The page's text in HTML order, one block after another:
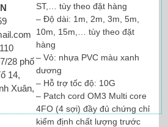
ST,… tùy theo đặt hàng
– Độ dài: 1m, 2m, 3m, 5m,
10m, 15m,… tùy theo đặt
hàng
– Vỏ: nhựa PVC màu xanh
dương
– Hỗ trợ tốc độ: 10G
– Patch cord OM3 Multi core
4FO (4 sợi) đầy đủ chứng chỉ
kiểm định chất lượng trước
28 phố
14,
Xuân,